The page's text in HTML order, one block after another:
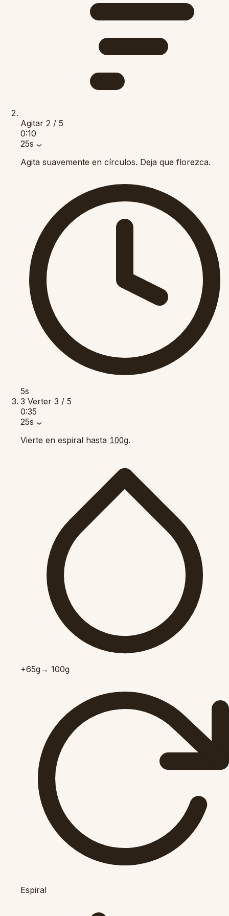
Agitar 2 / 5
0:10
25s
Agita suavemente en círculos. Deja que florezca.
5s
3 Verter 3 / 5
0:35
25s
Vierte en espiral hasta 100g.
+65g→ 100g
Espiral